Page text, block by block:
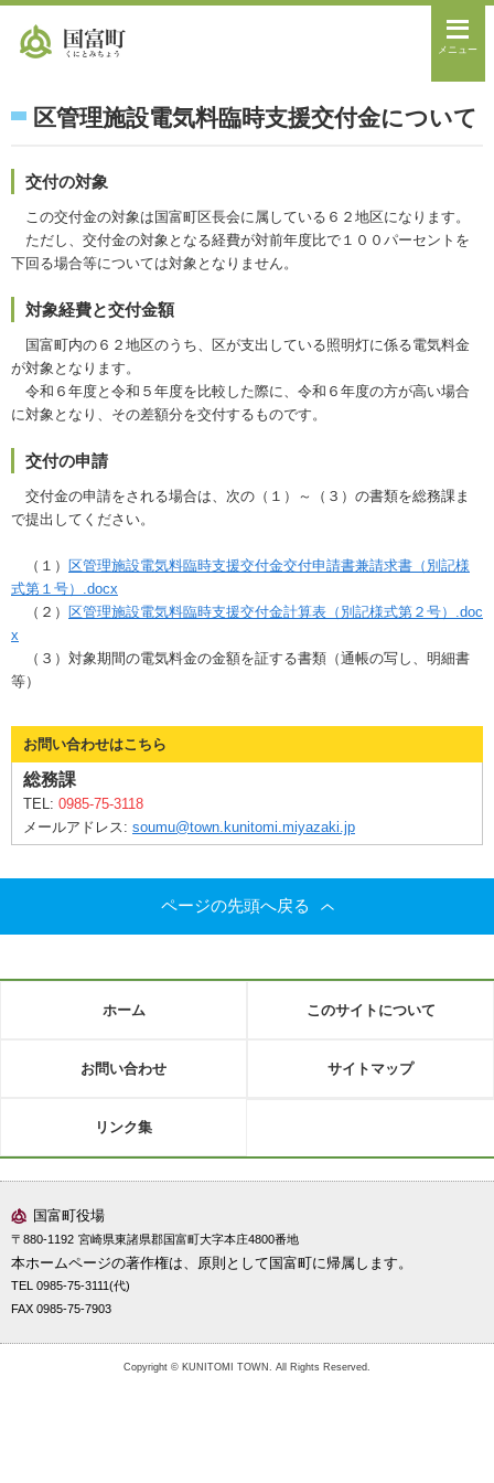
メニュー
区管理施設電気料臨時支援交付金について
交付の対象
この交付金の対象は国富町区長会に属している６２地区になります。
ただし、交付金の対象となる経費が対前年度比で１００パーセントを
下回る場合等については対象となりません。
対象経費と交付金額
国富町内の６２地区のうち、区が支出している照明灯に係る電気料金
が対象となります。
令和６年度と令和５年度を比較した際に、令和６年度の方が高い場合
に対象となり、その差額分を交付するものです。
交付の申請
交付金の申請をされる場合は、次の（１）～（３）の書類を総務課ま
で提出してください。
（１） 区管理施設電気料臨時支援交付金交付申請書兼請求書（別記様
式第１号）.docx
（２） 区管理施設電気料臨時支援交付金計算表（別記様式第２号）.doc
x
（３）対象期間の電気料金の金額を証する書類（通帳の写し、明細書
等）
お問い合わせはこちら
総務課
TEL: 0985-75-3118
メールアドレス: soumu@town.kunitomi.miyazaki.jp
ページの先頭へ戻る
ホーム このサイトについて
お問い合わせ サイトマップ
リンク集
国富町役場
〒880-1192 宮崎県東諸県郡国富町大字本庄4800番地
本ホームページの著作権は、原則として国富町に帰属します。
TEL 0985-75-3111(代)
FAX 0985-75-7903
Copyright © KUNITOMI TOWN. All Rights Reserved.